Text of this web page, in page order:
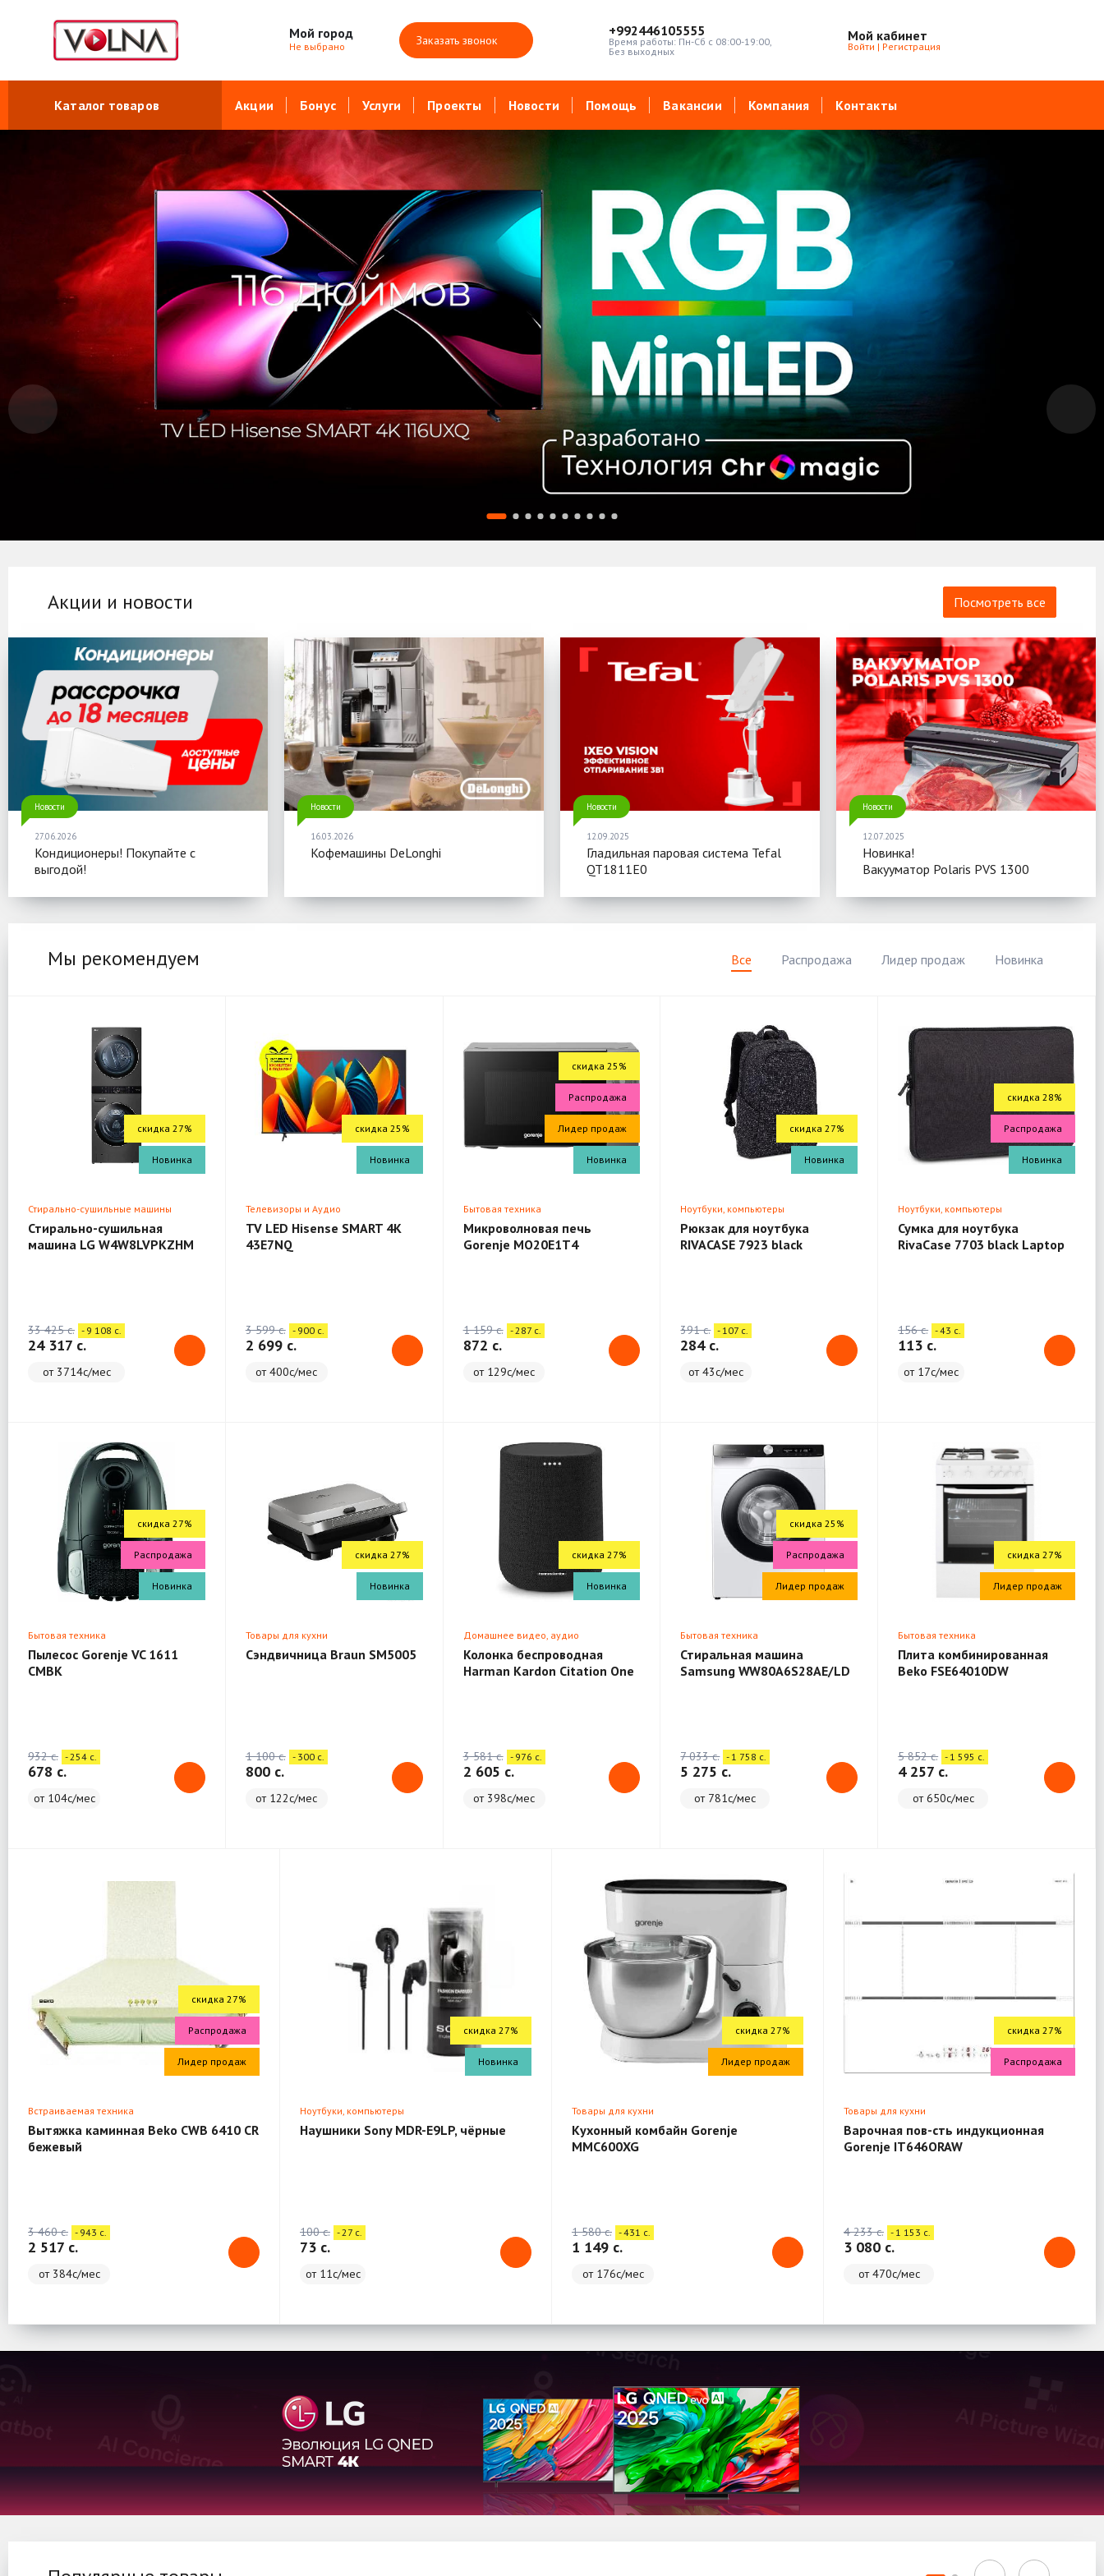
Мой город
Не выбрано Заказать звонок
+992446105555
Время работы: Пн-Сб с 08:00-19:00,
Без выходных
Мой кабинет
Войти | Регистрация
Каталог товаров Акции Бонус Услуги Проекты Новости Помощь Вакансии Компания Контакты
Акции и новости Посмотреть все
Новости
27.06.2026
Кондиционеры! Покупайте с
выгодой!
Новости
16.03.2026
Кофемашины DeLonghi
Новости
12.09.2025
Гладильная паровая система Tefal
QT1811E0
Новости
12.07.2025
Новинка!
Вакууматор Polaris PVS 1300
Мы рекомендуем Все Распродажа Лидер продаж Новинка
скидка 27%
Новинка
Стирально-сушильные машины
Стирально-сушильная
машина LG W4W8LVPKZHM
33 425 c. - 9 108 c.
24 317 c.
от 3714с/мес
скидка 25%
Новинка
Телевизоры и Аудио
TV LED Hisense SMART 4K
43E7NQ
3 599 c. - 900 c.
2 699 c.
от 400с/мес
скидка 25%
Распродажа
Лидер продаж
Новинка
Бытовая техника
Микроволновая печь
Gorenje MO20E1T4
1 159 c. - 287 c.
872 c.
от 129с/мес
скидка 27%
Новинка
Ноутбуки, компьютеры
Рюкзак для ноутбука
RIVACASE 7923 black
391 c. - 107 c.
284 c.
от 43с/мес
скидка 28%
Распродажа
Новинка
Ноутбуки, компьютеры
Сумка для ноутбука
RivaCase 7703 black Laptop
156 c. - 43 c.
113 c.
от 17с/мес
скидка 27%
Распродажа
Новинка
Бытовая техника
Пылесос Gorenje VC 1611
CMBK
932 c. - 254 c.
678 c.
от 104с/мес
скидка 27%
Новинка
Товары для кухни
Сэндвичница Braun SM5005
1 100 c. - 300 c.
800 c.
от 122с/мес
скидка 27%
Новинка
Домашнее видео, аудио
Колонка беспроводная
Harman Kardon Citation One
3 581 c. - 976 c.
2 605 c.
от 398с/мес
скидка 25%
Распродажа
Лидер продаж
Бытовая техника
Стиральная машина
Samsung WW80A6S28AE/LD
7 033 c. - 1 758 c.
5 275 c.
от 781с/мес
скидка 27%
Лидер продаж
Бытовая техника
Плита комбинированная
Beko FSE64010DW
5 852 c. - 1 595 c.
4 257 c.
от 650с/мес
скидка 27%
Распродажа
Лидер продаж
Встраиваемая техника
Вытяжка каминная Beko CWB 6410 CR
бежевый
3 460 c. - 943 c.
2 517 c.
от 384с/мес
скидка 27%
Новинка
Ноутбуки, компьютеры
Наушники Sony MDR-E9LP, чёрные
100 c. - 27 c.
73 c.
от 11с/мес
скидка 27%
Лидер продаж
Товары для кухни
Кухонный комбайн Gorenje
MMC600XG
1 580 c. - 431 c.
1 149 c.
от 176с/мес
скидка 27%
Распродажа
Товары для кухни
Варочная пов-сть индукционная
Gorenje IT646ORAW
4 233 c. - 1 153 c.
3 080 c.
от 470с/мес